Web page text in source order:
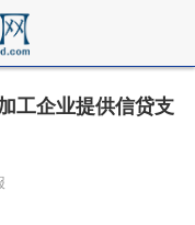
工企业提供信贷支